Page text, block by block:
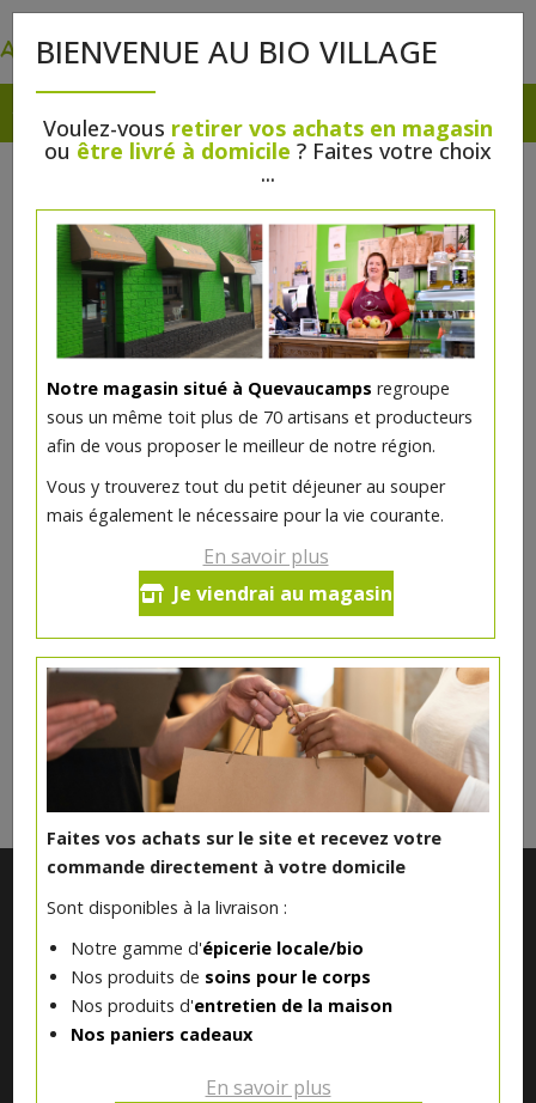
BIENVENUE AU BIO VILLAGE
Voulez-vous retirer vos achats en magasin
ou être livré à domicile ? Faites votre choix
...
Notre magasin situé à Quevaucamps regroupe
sous un même toit plus de 70 artisans et producteurs
afin de vous proposer le meilleur de notre région.
Vous y trouverez tout du petit déjeuner au souper
mais également le nécessaire pour la vie courante.
En savoir plus
Je viendrai au magasin
Faites vos achats sur le site et recevez votre
commande directement à votre domicile
Sont disponibles à la livraison :
Notre gamme d'épicerie locale/bio
Nos produits de soins pour le corps
Nos produits d'entretien de la maison
Nos paniers cadeaux
En savoir plus
Escargots 24p à la
méditerranéenne
Ce produit est indisponible pour le moment.
DANS LA MÊME CATÉGORIE ...
Notre magasin situé à Quevaucamps réunit sous son toit les